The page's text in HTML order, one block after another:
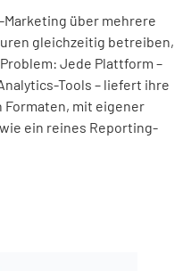
über mehrere
gleichzeitig betreiben,
Jede Plattform –
Tools – liefert ihre
Formaten, mit eigener
ein reines Reporting-